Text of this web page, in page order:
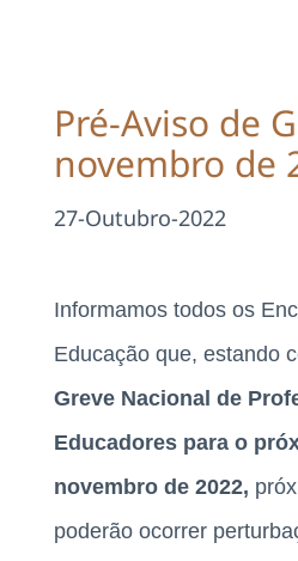
Área Reservada
Pesquisar
Pré-Aviso de
novembro de
27-Outubro-2022
Informamos todos os
Educação que, estando
Greve Nacional de
Educadores para o
novembro de 2022,
poderão ocorrer